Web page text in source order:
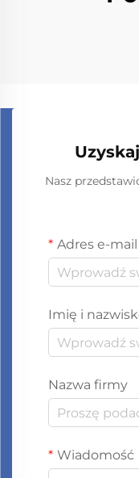
Nasz
Adres e-mail
Imię i
Nazwa firmy
Wiadomość